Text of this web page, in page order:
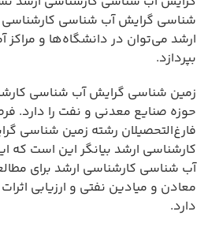
شناسی گرایش آب شناسی کارشناسی
ارشد می‌توان در دانشگاه‌ها و
بپردازد.
زمین شناسی گرایش آب شناسی
حوزه صنایع معدنی و نفت را دارد.
فارغ‌التحصیلان رشته زمین شناسی
کارشناسی ارشد بیانگر این است که
آب شناسی کارشناسی ارشد برای
معادن و میادین نفتی و ارزیابی
دارد.